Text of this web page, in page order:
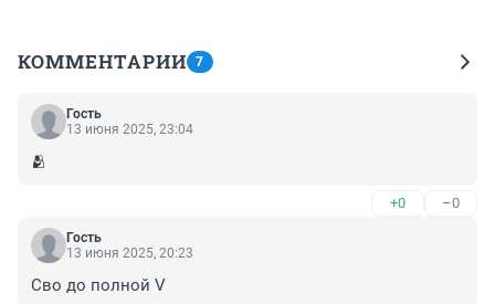
КОММЕНТАРИИ 7
Гость
13 июня 2025, 23:04
🫂
+0 –0
Гость
13 июня 2025, 20:23
Сво до полной V